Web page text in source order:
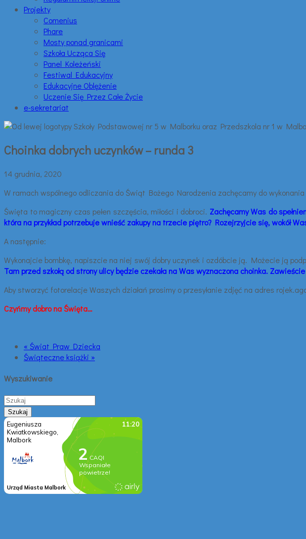
Projekty
Comenius
Phare
Mosty ponad granicami
Szkoła Ucząca Się
Panel Koleżeński
Festiwal Edukacyjny
Edukacyjne Oblężenie
Uczenie Się Przez Całe Życie
e-sekretariat
Choinka dobrych uczynków – runda 3
14 grudnia, 2020
W ramach wspólnego odliczania do Świąt Bożego Narodzenia zachęcamy do
Święta to magiczny czas pełen szczęścia, miłości i dobroci. Zachęcamy Was do
która na przykład potrzebuje wnieść zakupy na trzecie piętro? Rozejrzyjcie się, wokół
A następnie:
Wykonajcie bombkę, napiszcie na niej swój dobry uczynek i ozdóbcie ją. Możecie ją
Tam przed szkołą od strony ulicy będzie czekała na Was wyznaczona choinka.
Aby stworzyć fotorelacje Waszych działań prosimy o przesyłanie zdjęć na adres
Czyńmy dobro na Święta…
« Świat Praw Dziecka
Świąteczne książki »
Wyszukiwanie